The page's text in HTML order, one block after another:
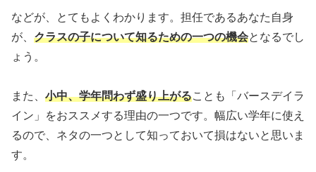
などが、とてもよくわかります。担任であるあなた自身
が、 クラスの子について知るための一つの機会となるでし
ょう。
また、 小中、学年問わず盛り上がることも「バースデイラ
イン」をおススメする理由の一つです。幅広い学年に使え
るので、ネタの一つとして知っておいて損はないと思いま
す。